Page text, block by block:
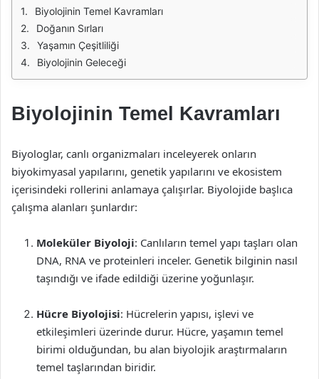
Biyolojinin Temel Kavramları
Doğanın Sırları
Yaşamın Çeşitliliği
Biyolojinin Geleceği
Biyolojinin Temel Kavramları
Biyologlar, canlı organizmaları inceleyerek onların
biyokimyasal yapılarını, genetik yapılarını ve ekosistem
içerisindeki rollerini anlamaya çalışırlar. Biyolojide başlıca
çalışma alanları şunlardır:
Moleküler Biyoloji: Canlıların temel yapı taşları olan
DNA, RNA ve proteinleri inceler. Genetik bilginin nasıl
taşındığı ve ifade edildiği üzerine yoğunlaşır.
Hücre Biyolojisi: Hücrelerin yapısı, işlevi ve
etkileşimleri üzerinde durur. Hücre, yaşamın temel
birimi olduğundan, bu alan biyolojik araştırmaların
temel taşlarından biridir.